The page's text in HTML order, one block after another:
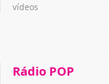
vídeos
Rádio POP